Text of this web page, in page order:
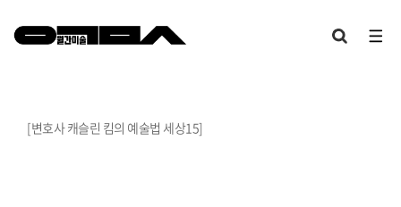
[변호사 캐슬린 킴의 예술법 세상15]